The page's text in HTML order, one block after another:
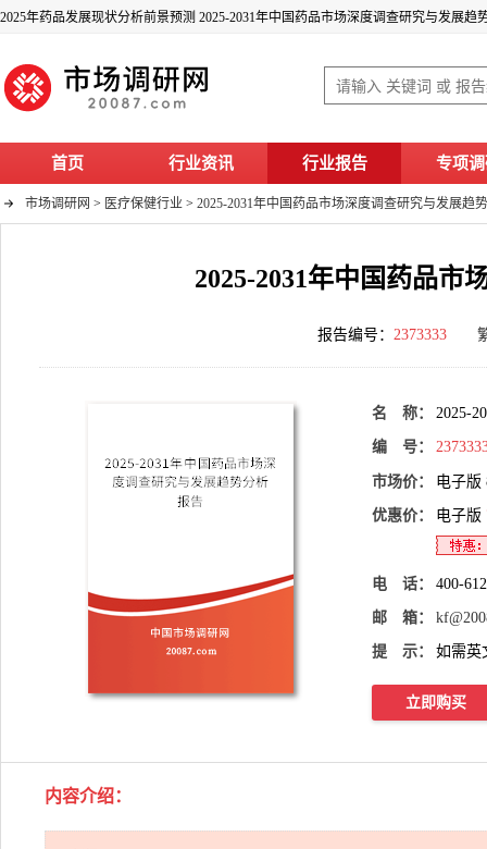
2025年药品发展现状分析前景预测 2025-2031年中国药品市场深度调查研究与发展趋
首页 行业资讯 行业报告 专项
市场调研网 > 医疗保健行业 > 2025-2031年中国药品市场深度调查研究与发展趋
2025-2031年中国药品市
报告编号： 2373333
名 称： 2025-
编 号：
市场价： 电子版
优惠价： 电子版
电 话： 400-
邮 箱：
提 示： 如需英
立即购买
内容介绍：